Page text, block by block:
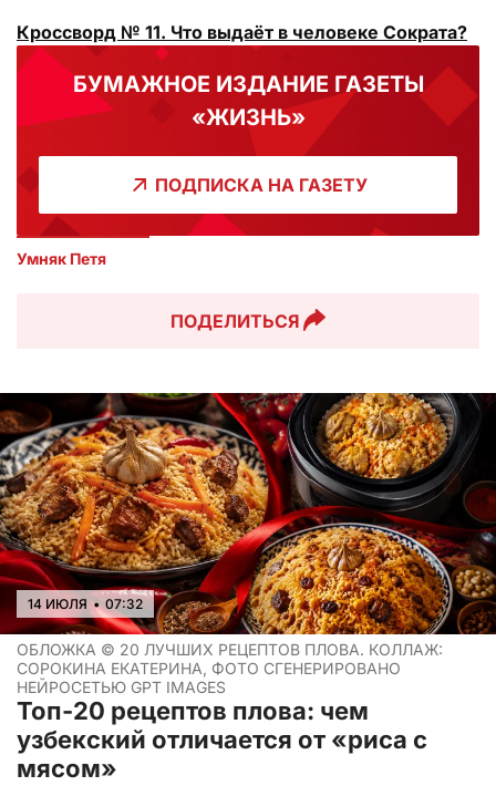
Кроссворд № 11. Что выдаёт в человеке Сократа?
БУМАЖНОЕ ИЗДАНИЕ ГАЗЕТЫ
«ЖИЗНЬ»
ПОДПИСКА НА ГАЗЕТУ
Умняк Петя
ПОДЕЛИТЬСЯ
14 ИЮЛЯ • 07:32
ОБЛОЖКА © 20 ЛУЧШИХ РЕЦЕПТОВ ПЛОВА. КОЛЛАЖ:
СОРОКИНА ЕКАТЕРИНА, ФОТО СГЕНЕРИРОВАНО
НЕЙРОСЕТЬЮ GPT IMAGES
Топ-20 рецептов плова: чем
узбекский отличается от «риса с
мясом»